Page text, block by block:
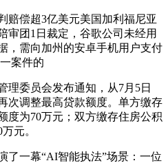
赔偿超3亿美元美国加利福尼亚
审团1日裁定，谷歌公司未经用
，需向加州的安卓手机用户支付
案件的
理委员会发布通知，从7月5日
次调整最高贷款额度。单方缴存
度为70万元；双方缴存住房公积
元。
了一幕“AI智能执法”场景：一位